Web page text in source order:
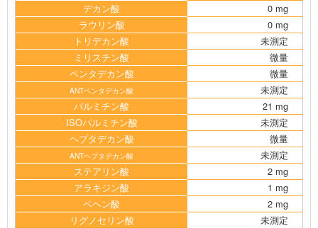
デカン酸
0 mg
ラウリン酸
0 mg
トリデカン酸
未測定
ミリスチン酸
微量
ペンタデカン酸
微量
ANTペンタデカン酸
未測定
パルミチン酸
21 mg
ISOパルミチン酸
未測定
ヘプタデカン酸
微量
ANTヘプタデカン酸
未測定
ステアリン酸
2 mg
アラキジン酸
1 mg
ベヘン酸
2 mg
リグノセリン酸
未測定